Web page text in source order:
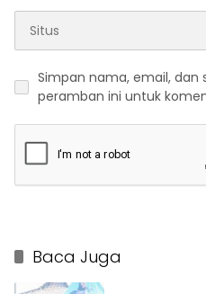
Simpan nama, email, dan
peramban ini untuk
Baca Juga